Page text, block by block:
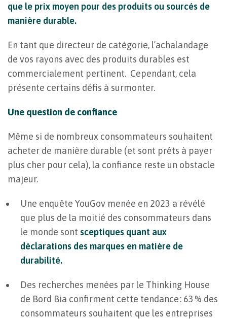
que le prix moyen pour des produits ou sourcés de
manière durable.
En tant que directeur de catégorie, l’achalandage
de vos rayons avec des produits durables est
commercialement pertinent. Cependant, cela
présente certains défis à surmonter.
Une question de confiance
Même si de nombreux consommateurs souhaitent
acheter de manière durable (et sont prêts à payer
plus cher pour cela), la confiance reste un obstacle
majeur.
Une enquête YouGov menée en 2023 a révélé
que plus de la moitié des consommateurs dans
le monde sont sceptiques quant aux
déclarations des marques en matière de
durabilité.
Des recherches menées par le Thinking House
de Bord Bia confirment cette tendance : 63 % des
consommateurs souhaitent que les entreprises